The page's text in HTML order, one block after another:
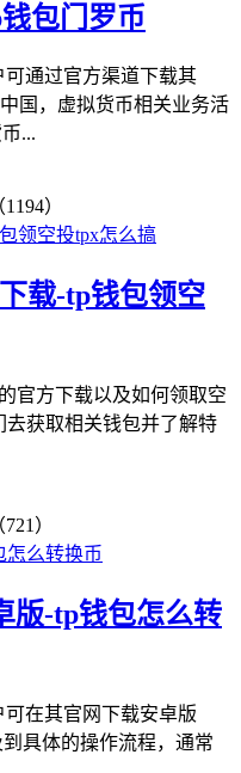
包门罗币
通过官方渠道下载其
国，虚拟货币相关业务活
...
）
载-tp钱包领空
官方下载以及如何领取空
获取相关钱包并了解特
）
版-tp钱包怎么转
在其官网下载安卓版
具体的操作流程，通常